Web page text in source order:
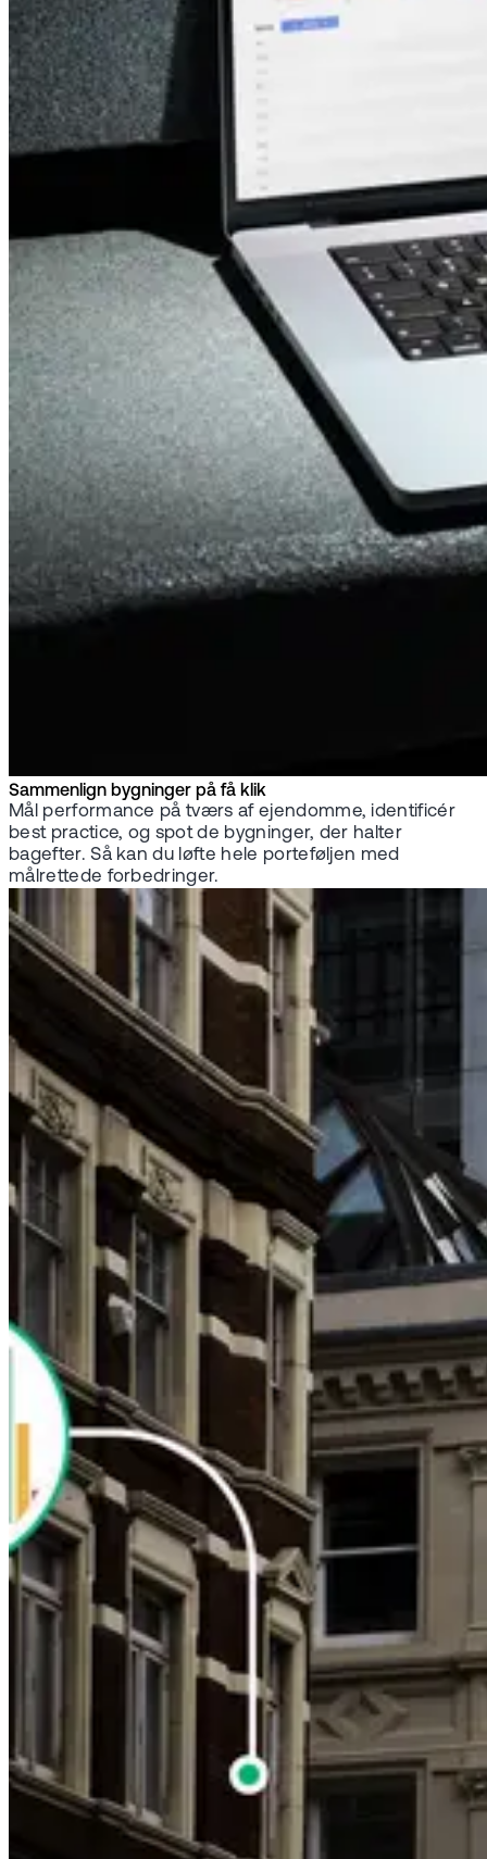
Sammenlign bygninger på få klik
Mål performance på tværs af ejendomme, identificér
best practice, og spot de bygninger, der halter
bagefter. Så kan du løfte hele porteføljen med
målrettede forbedringer.